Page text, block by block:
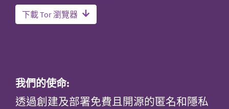
下載 Tor 瀏覽器
我們的使命:
透過創建及部署免費且開源的匿名和隱私